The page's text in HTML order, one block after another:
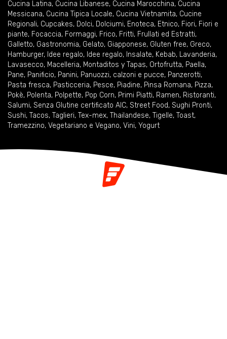
Cucina Latina, Cucina Libanese, Cucina Marocchina, Cucina
Messicana, Cucina Tipica Locale, Cucina Vietnamita, Cucine
Regionali, Cupcakes, Dolci, Dolciumi, Enoteca, Etnico, Fiori, Fiori e
piante, Focaccia, Formaggi, Frico, Fritti, Frullati ed Estratti,
Galletto, Gastronomia, Gelato, Giapponese, Gluten free, Greco,
Hamburger, Idee regalo, Idee regalo, Insalate, Kebab, Lavanderia,
Lavasecco, Macelleria, Montaditos y Tapas, Ortofrutta, Paella,
Pane, Panificio, Panini, Panuozzi, calzoni e pucce, Panzerotti,
Pasta fresca, Pasticceria, Pesce, Piadine, Pinsa Romana, Pizza,
Pokè, Polenta, Polpette, Pop Corn, Primi Piatti, Ramen, Ristoranti,
Salumi, Senza Glutine certificato AIC, Street Food, Sughi Pronti,
Sushi, Tacos, Taglieri, Tex-mex, Thailandese, Tigelle, Toast,
Tramezzino, Vegetariano e Vegano, Vini, Yogurt